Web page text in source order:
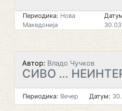
Периодика: Нова
Македонија
Автор: Владо Чучков
СИВО …
Периодика: Вечер Датум: